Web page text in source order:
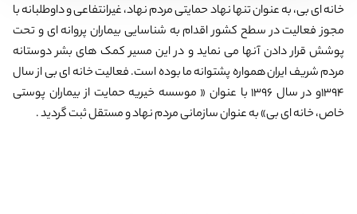
خانه ای بی، به عنوان تنها نهاد حمایتی مردم نهاد، غیرانتفاعی و داوطلبانه با
مجوز فعالیت در سطح کشور اقدام به شناسایی بیماران پروانه ای و تحت
پوشش قرار دادن آنها می نماید و در این مسیر کمک های بشر دوستانه
مردم شریف ایران همواره پشتوانه ما بوده است. فعالیت خانه ای بی از سال
۱۳۹۴و در سال ۱۳۹۶ با عنوان « موسسه خیریه حمایت از بیماران پوستی
خاص، خانه ای بی» به عنوان سازمانی مردم نهاد و مستقل ثبت گردید .